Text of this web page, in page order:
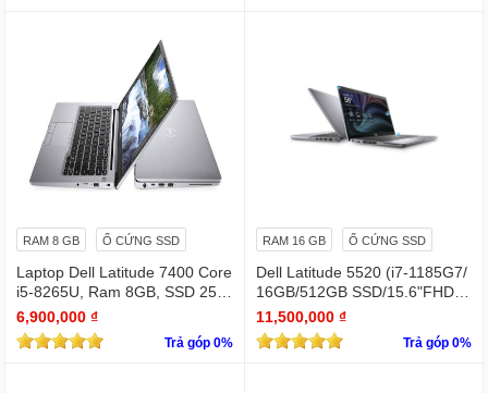
RAM 8 GB Ổ CỨNG SSD
Laptop Dell Latitude 7400 Core
i5-8265U, Ram 8GB, SSD 256
GB, 14 Inch FHD silver
6,900,000 ₫
Trả góp 0%
RAM 16 GB Ổ CỨNG SSD
Dell Latitude 5520 (i7-1185G7/
16GB/512GB SSD/15.6"FHD/Iri
s Xe Graphics/Win11Pro)
11,500,000 ₫
Trả góp 0%